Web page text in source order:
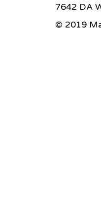
7642 DA
© 2019